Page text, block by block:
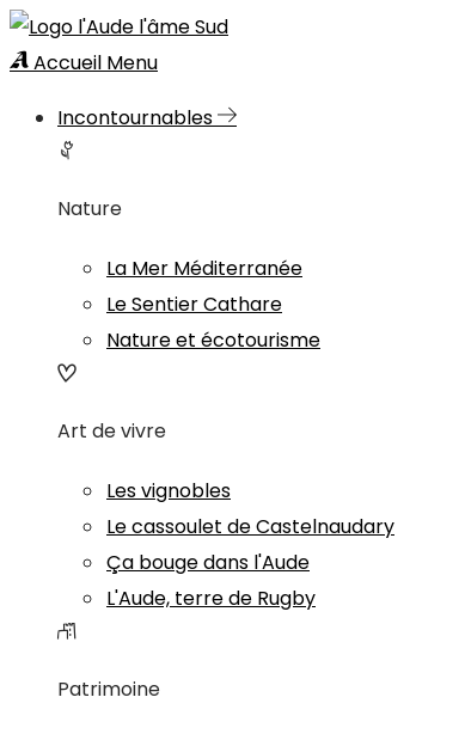
Accueil Menu
Incontournables
Nature
La Mer Méditerranée
Le Sentier Cathare
Nature et écotourisme
Art de vivre
Les vignobles
Le cassoulet de Castelnaudary
Ça bouge dans l'Aude
L'Aude, terre de Rugby
Patrimoine